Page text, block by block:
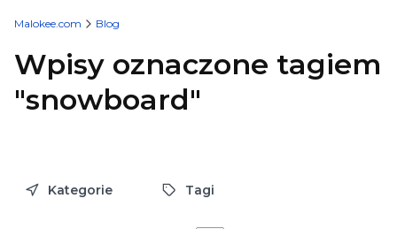
Malokee.com Blog
Wpisy oznaczone tagiem
"snowboard"
Kategorie Tagi